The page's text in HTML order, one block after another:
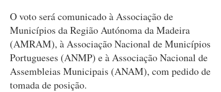
O voto será comunicado à Associação de
Municípios da Região Autónoma da Madeira
(AMRAM), à Associação Nacional de Municípios
Portugueses (ANMP) e à Associação Nacional de
Assembleias Municipais (ANAM), com pedido de
tomada de posição.